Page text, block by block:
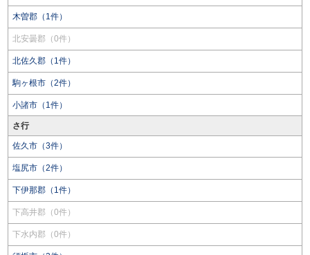
木曽郡（1件）
北安曇郡（0件）
北佐久郡（1件）
駒ヶ根市（2件）
小諸市（1件）
さ行
佐久市（3件）
塩尻市（2件）
下伊那郡（1件）
下高井郡（0件）
下水内郡（0件）